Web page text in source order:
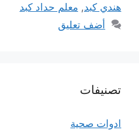
هندي كبد, معلم حداد كبد
أضف تعليق
تصنيفات
ادوات صحية